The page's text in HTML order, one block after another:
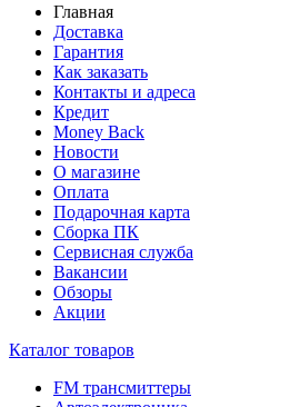
Главная
Доставка
Гарантия
Как заказать
Контакты и адреса
Кредит
Money Back
Новости
О магазине
Оплата
Подарочная карта
Сборка ПК
Сервисная служба
Вакансии
Обзоры
Акции
Каталог товаров
FM трансмиттеры